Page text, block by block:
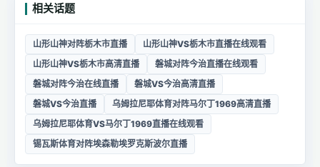
相关话题
山形山神对阵栃木市直播
山形山神VS栃木市直播在线观看
山形山神VS栃木市高清直播
磐城对阵今治直播在线观看
磐城对阵今治在线直播
磐城VS今治高清直播
磐城VS今治直播
乌姆拉尼耶体育对阵马尔丁1969高清直播
乌姆拉尼耶体育VS马尔丁1969直播在线观看
锡瓦斯体育对阵埃森勒埃罗克斯波尔直播